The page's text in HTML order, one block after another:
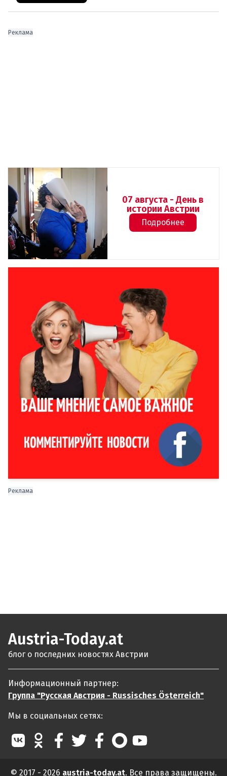
Реклама
07 августа - День в
истории Австрии
Подробнее
Реклама
Austria-Today.at
блог о последних новостях Австрии
Информационный партнер:
Группа "Русская Австрия - Russisches Österreich"
Мы в социальных сетях:
© 2017 - 2026 austria-today.at. Все права защищены.